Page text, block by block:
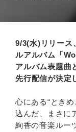
9/3(水)リリース
ルアルバム「
アルバム表題曲
先行配信が決定
心にある“とき
込んだ、まさに
絢香の音楽ルー